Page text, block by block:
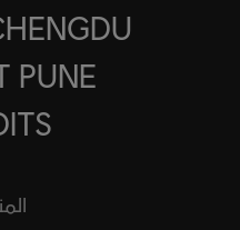
PUNE